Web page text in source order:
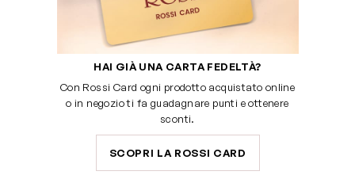
HAI GIÀ UNA CARTA FEDELTÀ?
Con Rossi Card ogni prodotto acquistato online
o in negozio ti fa guadagnare punti e ottenere
sconti.
SCOPRI LA ROSSI CARD